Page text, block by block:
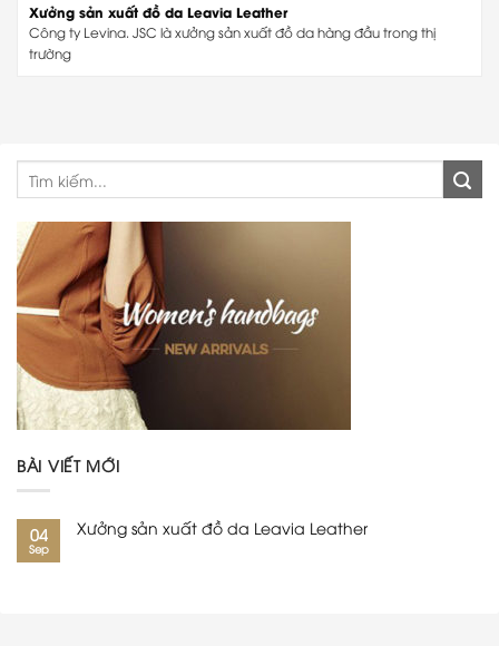
Xưởng sản xuất đồ da Leavia Leather
Công ty Levina. JSC là xưởng sản xuất đồ da hàng đầu trong thị
trường
BÀI VIẾT MỚI
04
Sep
Xưởng sản xuất đồ da Leavia Leather